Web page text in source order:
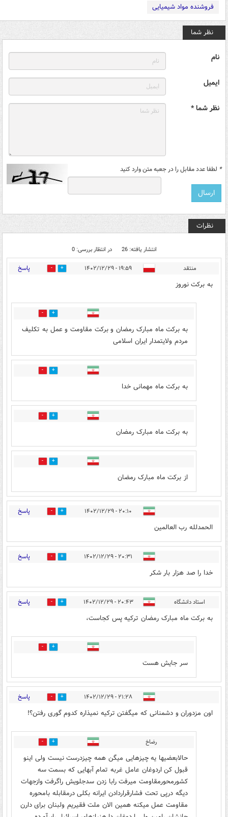
فروشنده مواد شیمیایی
نظر شما
نام
ایمیل
نظر شما *
* لطفا عدد مقابل را در جعبه متن وارد کنید
نظرات
انتشار یافته: 26 در انتظار بررسی: 0
منتقد ۱۹:۵۹ - ۱۴۰۲/۱۲/۲۹ 23 پاسخ
به برکت نوروز
25
به برکت ماه مبارک رمضان و برکت مقاومت و عمل به تکلیف
مردم ولایتمدار ایران اسلامی
14
به برکت ماه مهمانی خدا
1
به برکت ماه مبارک رمضان
1
از برکت ماه مبارک رمضان
۲۰:۱۰ - ۱۴۰۲/۱۲/۲۹ 26 پاسخ
الحمدلله رب العالمین
۲۰:۳۱ - ۱۴۰۲/۱۲/۲۹ 33 پاسخ
خدا را صد هزار بار شکر
استاد دانشگاه ۲۰:۴۳ - ۱۴۰۲/۱۲/۲۹ 27 پاسخ
به برکت ماه مبارک رمضان ترکیه پس کجاست،
4
سر جایش هست
۲۱:۲۸ - ۱۴۰۲/۱۲/۲۹ 19 پاسخ
اون مزدوران و دشمنانی که میگفتن ترکیه نمیذاره کدوم گوری رفتن؟!
رضاخ 0
حالابعضیها یه چیزهایی میگن همه چیزدرست نیست ولی اینو
قبول کن اردوغان عامل غربه تمام آبهایی که بسمت سه
کشورمحورمقاومت میرفت رابا زدن سدجلویش راگرفت وازجهات
دیگه درپی تحت فشارقراردادن ایرانه بکلی درمقابله بامحوره
مقاومت عمل میکنه همین الان ملت فقیریم ولبنان برای دارن